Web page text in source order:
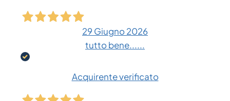
29 Giugno 2026
tutto bene......
Acquirente verificato